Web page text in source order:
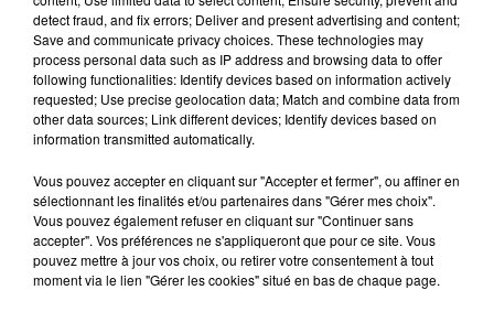
Hip-Hop News
7 août 2026
Moha MMZ dévoile « Mikasa », un
nouveau single entre amour et...
7 août 2026
Tayc et Didi B dévoilent le single le plus
dansant de l’année
detect fraud, and fix errors; Deliver and present advertising and content;
Save and communicate privacy choices. These technologies may
process personal data such as IP address and browsing data to offer
following functionalities: Identify devices based on information actively
requested; Use precise geolocation data; Match and combine data from
other data sources; Link different devices; Identify devices based on
information transmitted automatically.
Vous pouvez accepter en cliquant sur "Accepter et fermer", ou affiner en
sélectionnant les finalités et/ou partenaires dans "Gérer mes choix".
Vous pouvez également refuser en cliquant sur "Continuer sans
accepter". Vos préférences ne s'appliqueront que pour ce site. Vous
pouvez mettre à jour vos choix, ou retirer votre consentement à tout
moment via le lien "Gérer les cookies" situé en bas de chaque page.